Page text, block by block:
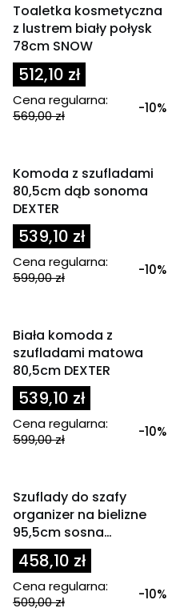
Toaletka kosmetyczna
z lustrem biały połysk
78cm SNOW
512,10 zł
Cena regularna:
569,00 zł
-10%
Powiadom mnie o
Komoda z szufladami
80,5cm dąb sonoma
DEXTER
539,10 zł
Cena regularna:
599,00 zł
-10%
Powiadom mnie o
Biała komoda z
szufladami matowa
80,5cm DEXTER
539,10 zł
Cena regularna:
599,00 zł
-10%
Szuflady do szafy
organizer na bielizne
95,5cm sosna
norweska GRAND
458,10 zł
Cena regularna:
509,00 zł
-10%